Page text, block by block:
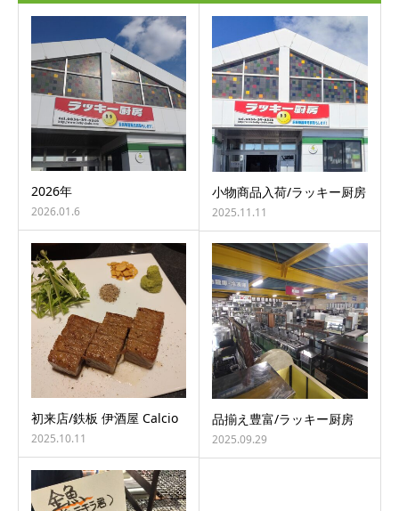
2026年
2026.01.6
小物商品入荷/ラッキー厨房
2025.11.11
初来店/鉄板 伊酒屋 Calcio
2025.10.11
品揃え豊富/ラッキー厨房
2025.09.29